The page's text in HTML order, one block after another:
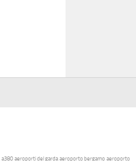
a380 aeroporti del garda aeroporto bergamo aeroporto